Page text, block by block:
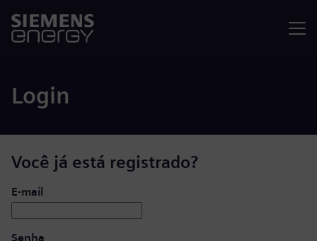
Login
Você já está registrado?
Login: usuário e senha
E-mail
Senha